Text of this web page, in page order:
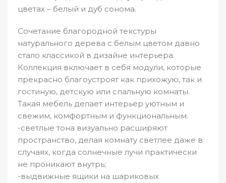
цветах – белый и дуб сонома.
Сочетание благородной текстуры
натурального дерева с белым цветом давно
стало классикой в дизайне интерьера.
Коллекция включает в себя модули, которые
прекрасно благоустроят как прихожую, так и
гостиную, детскую или спальную комнаты.
Такая мебель делает интерьер уютным и
свежим, комфортным и функциональным.
-светлые тона визуально расширяют
пространство, делая комнату светлее даже в
случаях, когда солнечные лучи практически
не проникают внутрь;
-выдвижные ящики на шариковых